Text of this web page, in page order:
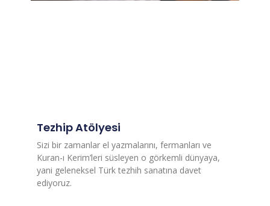
Tezhip Atölyesi
Sizi bir zamanlar el yazmalarını, fermanları ve
Kuran-ı Kerim’leri süsleyen o görkemli dünyaya,
yani geleneksel Türk tezhih sanatına davet
ediyoruz.